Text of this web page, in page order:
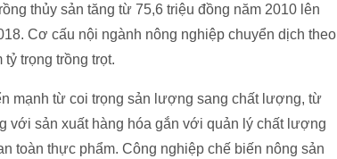
thủy sản tăng từ 75,6 triệu đồng năm 2010 lên
Cơ cấu nội ngành nông nghiệp chuyển dịch theo
trọng trồng trọt.
mạnh từ coi trọng sản lượng sang chất lượng, từ
với sản xuất hàng hóa gắn với quản lý chất lượng
toàn thực phẩm. Công nghiệp chế biến nông sản